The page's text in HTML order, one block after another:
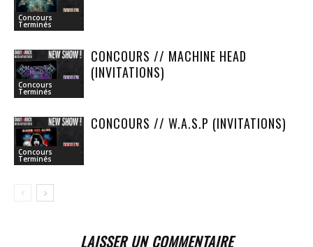
Concours
Terminés
Concours
Terminés
CONCOURS // MACHINE HEAD
(INVITATIONS)
Concours
Terminés
CONCOURS // W.A.S.P (INVITATIONS)
LAISSER UN COMMENTAIRE